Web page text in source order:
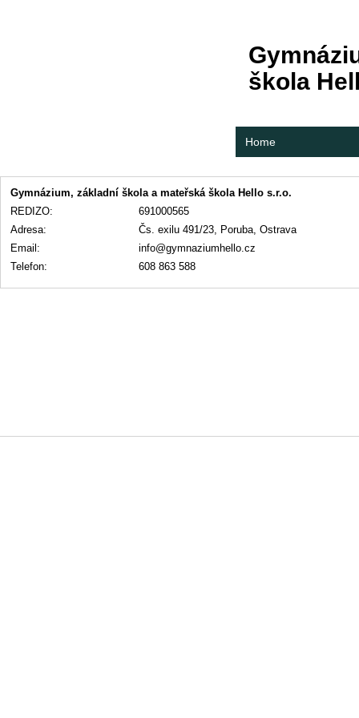
škola
Home
Gymnázium, základní škola a mateřská škola Hello s.r.o.
REDIZO:
691000565
Adresa:
Čs. exilu 491/23, Poruba, Ostrava
Email:
info@gymnaziumhello.cz
Telefon:
608 863 588